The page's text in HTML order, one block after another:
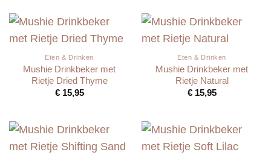
Eten & Drinken
Mushie Drinkbeker met
Rietje Dried Thyme
€15,95
Eten & Drinken
Mushie Drinkbeker met
Rietje Natural
€15,95